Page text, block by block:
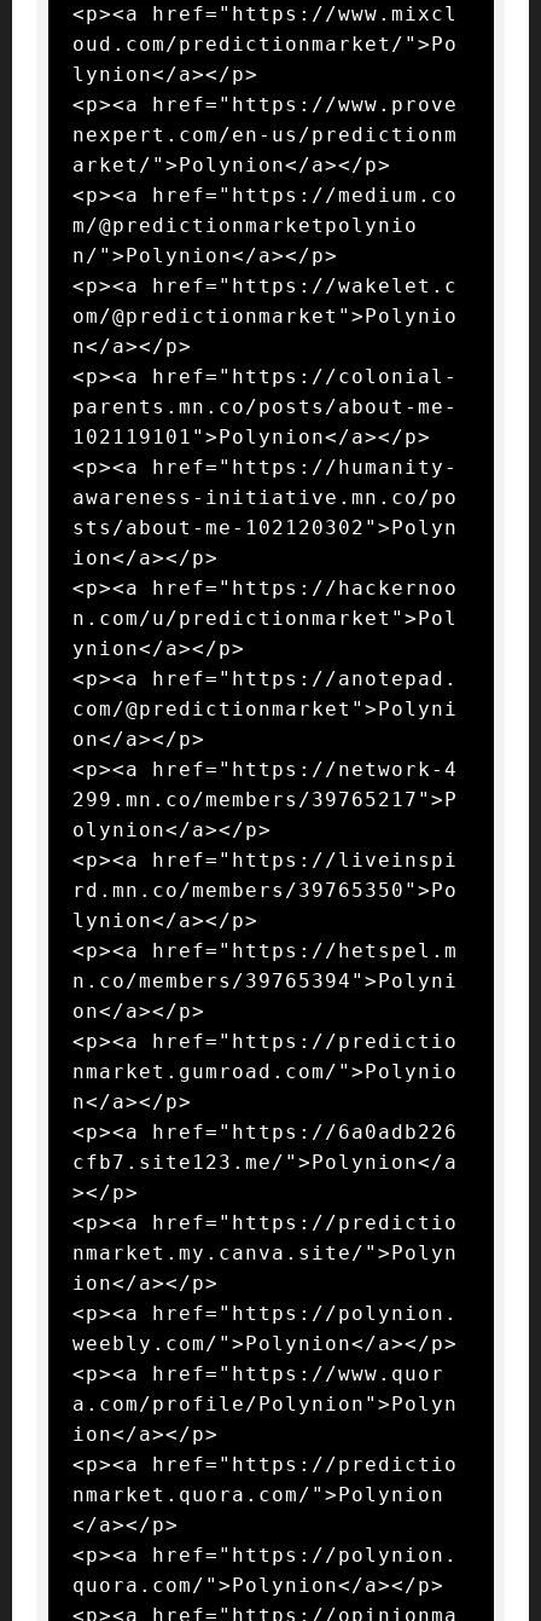
<p><a href="https://www.mixcl
oud.com/predictionmarket/">Po
lynion</a></p>
<p><a href="https://www.prove
nexpert.com/en-us/predictionm
arket/">Polynion</a></p>
<p><a href="https://medium.co
m/@predictionmarketpolynio
n/">Polynion</a></p>
<p><a href="https://wakelet.c
om/@predictionmarket">Polynio
n</a></p>
<p><a href="https://colonial-
parents.mn.co/posts/about-me-
102119101">Polynion</a></p>
<p><a href="https://humanity-
awareness-initiative.mn.co/po
sts/about-me-102120302">Polyn
ion</a></p>
<p><a href="https://hackernoo
n.com/u/predictionmarket">Pol
ynion</a></p>
<p><a href="https://anotepad.
com/@predictionmarket">Polyni
on</a></p>
<p><a href="https://network-4
299.mn.co/members/39765217">P
olynion</a></p>
<p><a href="https://liveinspi
rd.mn.co/members/39765350">Po
lynion</a></p>
<p><a href="https://hetspel.m
n.co/members/39765394">Polyni
on</a></p>
<p><a href="https://predictio
nmarket.gumroad.com/">Polynio
n</a></p>
<p><a href="https://6a0adb226
cfb7.site123.me/">Polynion</a
></p>
<p><a href="https://predictio
nmarket.my.canva.site/">Polyn
ion</a></p>
<p><a href="https://polynion.
weebly.com/">Polynion</a></p>
<p><a href="https://www.quor
a.com/profile/Polynion">Polyn
ion</a></p>
<p><a href="https://predictio
nmarket.quora.com/">Polynion
</a></p>
<p><a href="https://polynion.
quora.com/">Polynion</a></p>
<p><a href="https://opinionma